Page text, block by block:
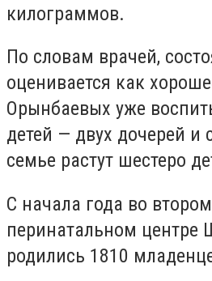
килограммов.
По словам врачей,
оценивается как
Орынбаевых уже
детей — двух дочерей и
семье растут шестеро
С начала года во
перинатальном центре
родились 1810